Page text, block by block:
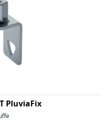
PluviaFix